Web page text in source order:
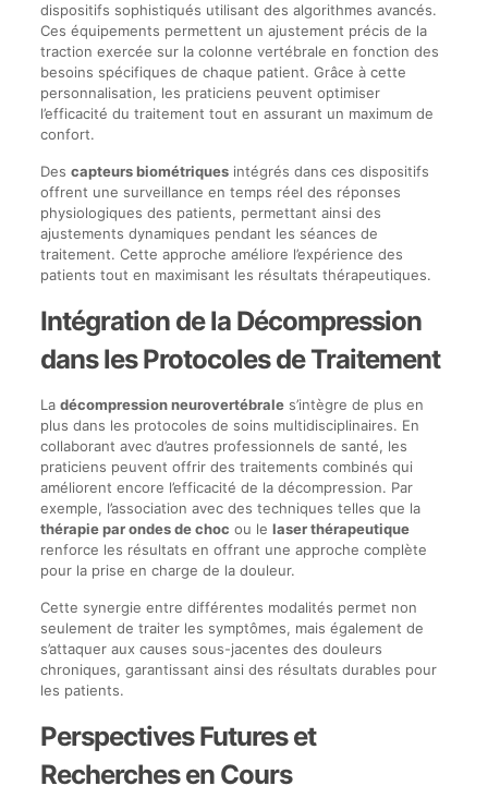
dispositifs sophistiqués utilisant des algorithmes avancés.
Ces équipements permettent un ajustement précis de la
traction exercée sur la colonne vertébrale en fonction des
besoins spécifiques de chaque patient. Grâce à cette
personnalisation, les praticiens peuvent optimiser
l’efficacité du traitement tout en assurant un maximum de
confort.
Des capteurs biométriquesintégrés dans ces dispositifs
offrent une surveillance en temps réel des réponses
physiologiques des patients, permettant ainsi des
ajustements dynamiques pendant les séances de
traitement. Cette approche améliore l’expérience des
patients tout en maximisant les résultats thérapeutiques.
Intégration de la Décompression
dans les Protocoles de Traitement
La décompression neurovertébrales’intègre de plus en
plus dans les protocoles de soins multidisciplinaires. En
collaborant avec d’autres professionnels de santé, les
praticiens peuvent offrir des traitements combinés qui
améliorent encore l’efficacité de la décompression. Par
exemple, l’association avec des techniques telles que la
thérapie par ondes de choc ou le laser thérapeutique
renforce les résultats en offrant une approche complète
pour la prise en charge de la douleur.
Cette synergie entre différentes modalités permet non
seulement de traiter les symptômes, mais également de
s’attaquer aux causes sous-jacentes des douleurs
chroniques, garantissant ainsi des résultats durables pour
les patients.
Perspectives Futures et
Recherches en Cours